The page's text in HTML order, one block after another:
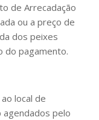
de Arrecadação
ou a preço de
dos peixes
do pagamento.
local de
pelo